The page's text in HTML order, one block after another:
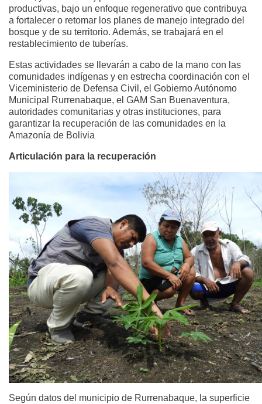
productivas, bajo un enfoque regenerativo que contribuya
a fortalecer o retomar los planes de manejo integrado del
bosque y de su territorio. Además, se trabajará en el
restablecimiento de tuberías.
Estas actividades se llevarán a cabo de la mano con las
comunidades indígenas y en estrecha coordinación con el
Viceministerio de Defensa Civil, el Gobierno Autónomo
Municipal Rurrenabaque, el GAM San Buenaventura,
autoridades comunitarias y otras instituciones, para
garantizar la recuperación de las comunidades en la
Amazonía de Bolivia
Articulación para la recuperación
Según datos del municipio de Rurrenabaque, la superficie